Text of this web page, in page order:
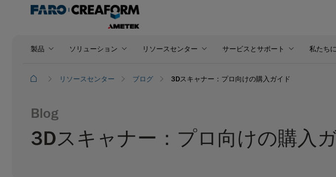
製品 ソリューション リソースセンター サービスとサポート 私たち
リソースセンター ブログ 3Dスキャナー：プロ向けの購入ガイド
Blog
3Dスキャナー：プロ向けの購入